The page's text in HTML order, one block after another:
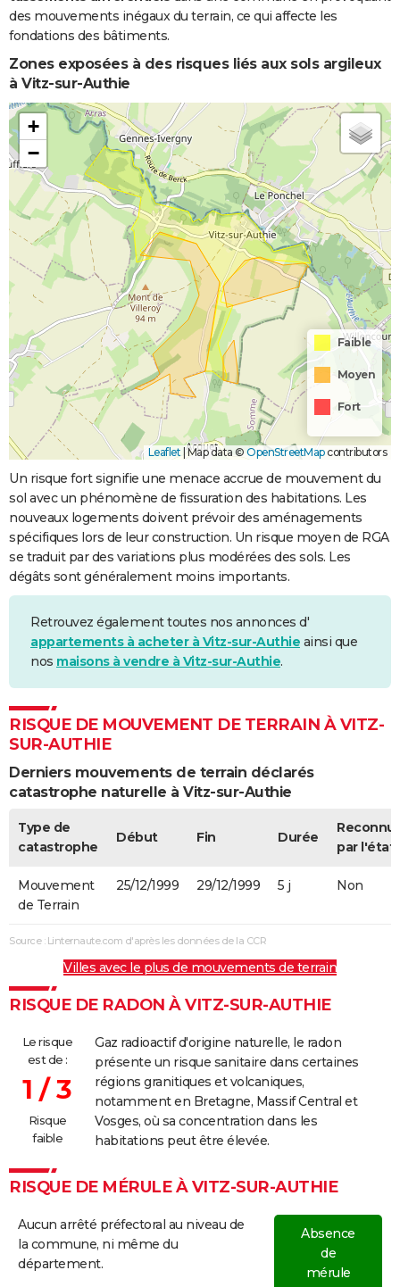
des mouvements inégaux du terrain, ce qui affecte les
fondations des bâtiments.
Zones exposées à des risques liés aux sols argileux
à Vitz-sur-Authie
+
−
Faible
Moyen
Fort
Leaflet |Map data © OpenStreetMapcontributors
Un risque fort signifie une menace accrue de mouvement du
sol avec un phénomène de fissuration des habitations. Les
nouveaux logements doivent prévoir des aménagements
spécifiques lors de leur construction. Un risque moyen de RGA
se traduit par des variations plus modérées des sols. Les
dégâts sont généralement moins importants.
Retrouvez également toutes nos annonces d'
appartements à acheter à Vitz-sur-Authie ainsi que
nos maisons à vendre à Vitz-sur-Authie.
RISQUE DE MOUVEMENT DE TERRAIN À VITZ-
SUR-AUTHIE
Derniers mouvements de terrain déclarés
catastrophe naturelle à Vitz-sur-Authie
Type de
catastrophe
Début Fin Durée
par l'état
Mouvement
de Terrain
25/12/1999 29/12/1999 5 j Non
Source : Linternaute.com d'après les données de la CCR
Villes avec le plus de mouvements de terrain
RISQUE DE RADON À VITZ-SUR-AUTHIE
Le risque
est de :
1 / 3
Risque
faible
Gaz radioactif d'origine naturelle, le radon
présente un risque sanitaire dans certaines
régions granitiques et volcaniques,
notamment en Bretagne, Massif Central et
Vosges, où sa concentration dans les
habitations peut être élevée.
RISQUE DE MÉRULE À VITZ-SUR-AUTHIE
Aucun arrêté préfectoral au niveau de
la commune, ni même du
département.
Absence
de
mérule